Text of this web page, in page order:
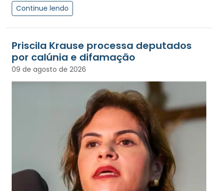
Continue lendo
Priscila Krause processa deputados
por calúnia e difamação
09 de agosto de 2026